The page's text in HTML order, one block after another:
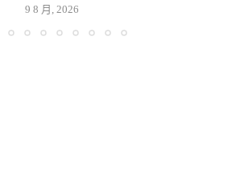
9 8 月, 2026